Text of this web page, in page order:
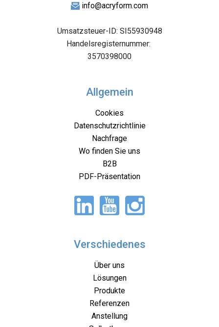
info@acryform.com
Umsatzsteuer-ID: SI55930948
Handelsregisternummer:
3570398000
Allgemein
Cookies
Datenschutzrichtlinie
Nachfrage
Wo finden Sie uns
B2B
PDF-Präsentation
Verschiedenes
Über uns
Lösungen
Produkte
Referenzen
Anstellung